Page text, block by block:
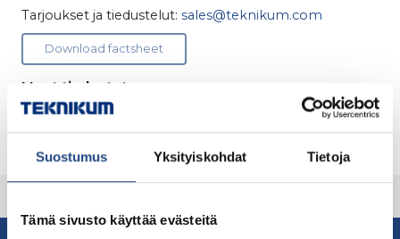
Suostumus Yksityiskohdat Tietoja
Tämä sivusto käyttää evästeitä
Tarjoukset ja tiedustelut: sales@teknikum.com
Download factsheet
Muut tiedostot
»